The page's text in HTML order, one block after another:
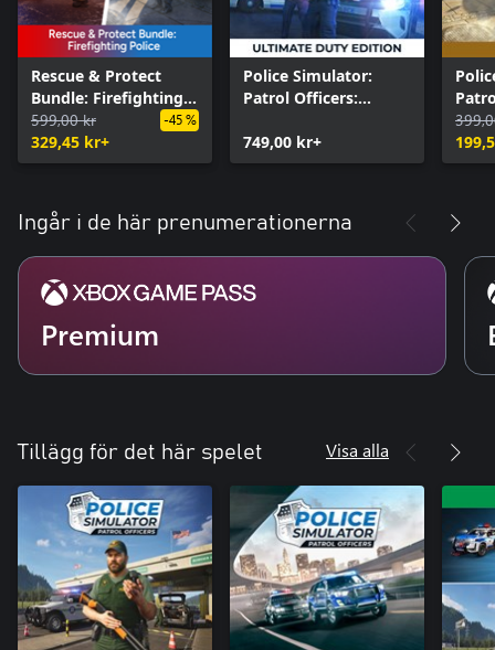
Rescue & Protect
Bundle: Firefighting
Police
599,00 kr
329,45 kr+
-45 %
Police Simulator:
Patrol Officers:
749,00 kr+
Ingår i de här prenumerationerna
Premium
Tillägg för det här spelet Visa alla